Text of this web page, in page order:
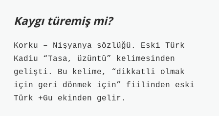
Kaygı türemiş mi?
Korku – Nişyanya sözlüğü. Eski Türk
Kadiu “Tasa, üzüntü” kelimesinden
gelişti. Bu kelime, “dikkatli olmak
için geri dönmek için” fiilinden eski
Türk +Gu ekinden gelir.